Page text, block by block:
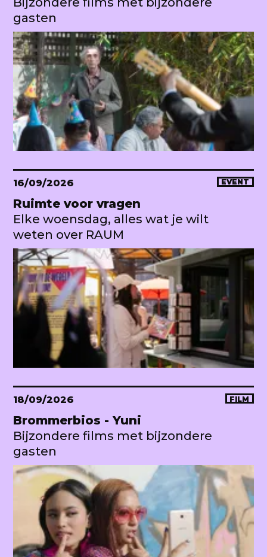
gasten
16/09/2026 EVENT
Ruimte voor vragen
Elke woensdag, alles wat je wilt
weten over RAUM
18/09/2026 FILM
Brommerbios - Yuni
Bijzondere films met bijzondere
gasten